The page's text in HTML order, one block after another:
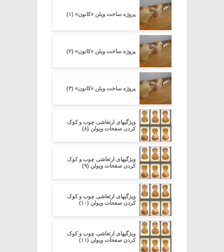
پروژه ساخت ویلن «کانون» (۱)
پروژه ساخت ویلن «کانون» (۲)
پروژه ساخت ویلن «کانون» (۳)
ویژگیهای ارتعاشی چوب و کوک
کردن صفحات ویولن (۸)
ویژگیهای ارتعاشی چوب و کوک
کردن صفحات ویولن (۹)
ویژگیهای ارتعاشی چوب و کوک
کردن صفحات ویولن (۱۰)
ویژگیهای ارتعاشی چوب و کوک
کردن صفحات ویولن (۱۱)